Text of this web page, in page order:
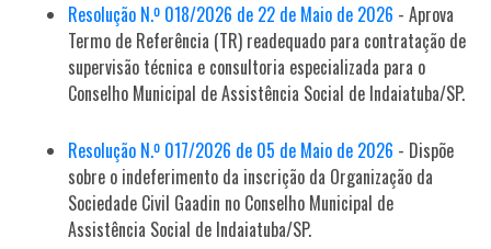
Resolução N.º 018/2026 de 22 de Maio de 2026 - Aprova
Termo de Referência (TR) readequado para contratação de
supervisão técnica e consultoria especializada para o
Conselho Municipal de Assistência Social de Indaiatuba/SP.
Resolução N.º 017/2026 de 05 de Maio de 2026 - Dispõe
sobre o indeferimento da inscrição da Organização da
Sociedade Civil Gaadin no Conselho Municipal de
Assistência Social de Indaiatuba/SP.